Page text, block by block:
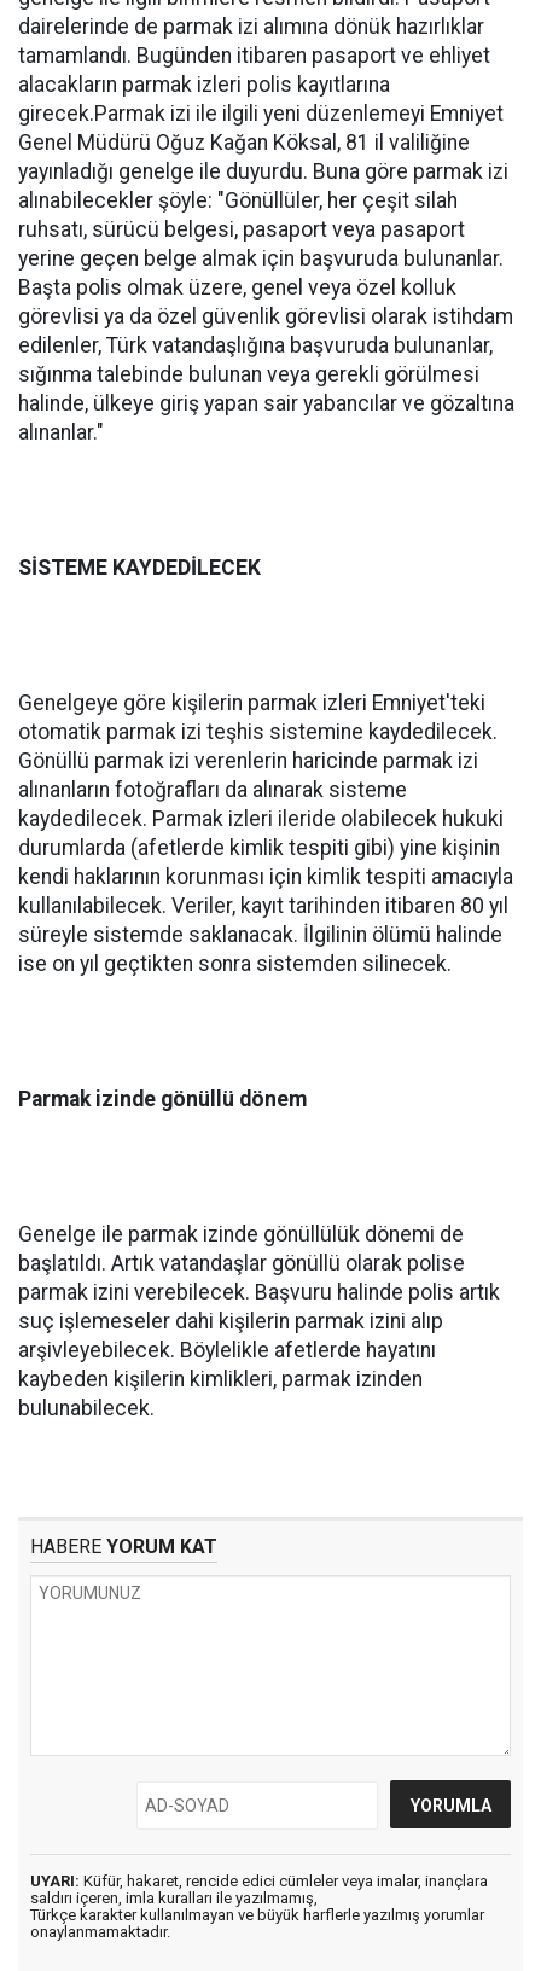
dairelerinde de parmak izi alımına dönük hazırlıklar
tamamlandı. Bugünden itibaren pasaport ve ehliyet
alacakların parmak izleri polis kayıtlarına
girecek.Parmak izi ile ilgili yeni düzenlemeyi Emniyet
Genel Müdürü Oğuz Kağan Köksal, 81 il valiliğine
yayınladığı genelge ile duyurdu. Buna göre parmak izi
alınabilecekler şöyle: "Gönüllüler, her çeşit silah
ruhsatı, sürücü belgesi, pasaport veya pasaport
yerine geçen belge almak için başvuruda bulunanlar.
Başta polis olmak üzere, genel veya özel kolluk
görevlisi ya da özel güvenlik görevlisi olarak istihdam
edilenler, Türk vatandaşlığına başvuruda bulunanlar,
sığınma talebinde bulunan veya gerekli görülmesi
halinde, ülkeye giriş yapan sair yabancılar ve gözaltına
alınanlar."
SİSTEME KAYDEDİLECEK
Genelgeye göre kişilerin parmak izleri Emniyet'teki
otomatik parmak izi teşhis sistemine kaydedilecek.
Gönüllü parmak izi verenlerin haricinde parmak izi
alınanların fotoğrafları da alınarak sisteme
kaydedilecek. Parmak izleri ileride olabilecek hukuki
durumlarda (afetlerde kimlik tespiti gibi) yine kişinin
kendi haklarının korunması için kimlik tespiti amacıyla
kullanılabilecek. Veriler, kayıt tarihinden itibaren 80 yıl
süreyle sistemde saklanacak. İlgilinin ölümü halinde
ise on yıl geçtikten sonra sistemden silinecek.
Parmak izinde gönüllü dönem
Genelge ile parmak izinde gönüllülük dönemi de
başlatıldı. Artık vatandaşlar gönüllü olarak polise
parmak izini verebilecek. Başvuru halinde polis artık
suç işlemeseler dahi kişilerin parmak izini alıp
arşivleyebilecek. Böylelikle afetlerde hayatını
kaybeden kişilerin kimlikleri, parmak izinden
bulunabilecek.
HABERE YORUM KAT
UYARI: Küfür, hakaret, rencide edici cümleler veya imalar, inançlara
saldırı içeren, imla kuralları ile yazılmamış,
Türkçe karakter kullanılmayan ve büyük harflerle yazılmış yorumlar
onaylanmamaktadır.